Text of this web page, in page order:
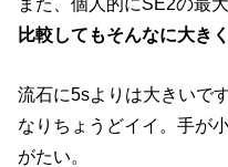
比較してもそんなに大き
流石に5sよりは大きいで
なりちょうどイイ。手が
がたい。